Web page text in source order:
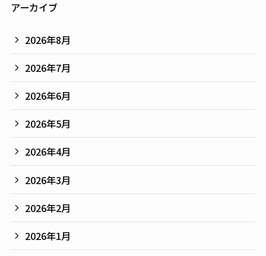
アーカイブ
2026年8月
2026年7月
2026年6月
2026年5月
2026年4月
2026年3月
2026年2月
2026年1月